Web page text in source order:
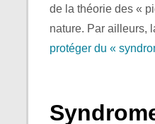
de la théorie des «
nature. Par ailleurs,
protéger du «